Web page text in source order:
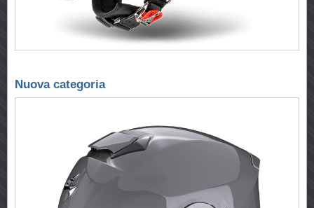
Nuova categoria